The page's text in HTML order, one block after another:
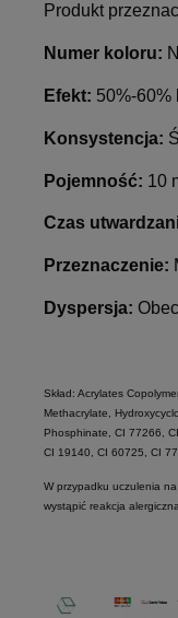
Produkt
Numer koloru:
Efekt: 50%-60%
Konsystencja:
Pojemność: 10
Czas
Przeznaczenie:
Dyspersja:
Skład: Acrylates
Methacrylate,
Phosphinate, CI 77266,
CI 19140, CI 60725, CI
W przypadku uczulenia
wystąpić reakcja alergiczna.